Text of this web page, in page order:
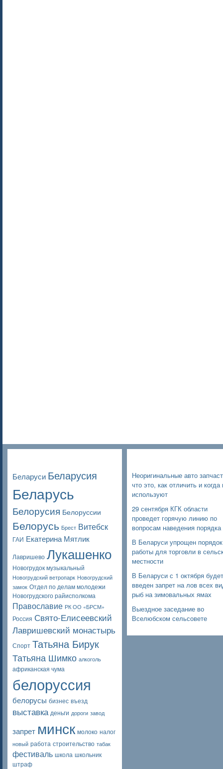
Беларуси Беларусия
Беларусь
Белорусия Белоруссии
Белорусь Брест Витебск
ГАИ Екатерина Мятлик
Лавришево Лукашенко
Новогрудок музыкальный
Новогрудский ветропарк Новогрудский
замок Отдел по делам молодежи
Новогрудского райисполкома
Православие РК ОО «БРСМ»
Россия Свято-Елисеевский
Лавришевский монастырь
Спорт Татьяна Бирук
Татьяна Шимко алкоголь
африканская чума
белоруссия
белорусы бизнес въезд
выставка деньги дороги завод
запрет минск молоко налог
новый работа строительство табак
фестиваль школа школьник
штраф
Неоригинальные авто
что это, как отличить и когда
используют
29 сентября КГК области
проведет горячую линию по
вопросам наведения порядка
В Беларуси упрощен порядок
работы для торговли в
местности
В Беларуси с 1 октября будет
введен запрет на лов всех
рыб на зимовальных ямах
Выездное заседание во
Вселюбском сельсовете